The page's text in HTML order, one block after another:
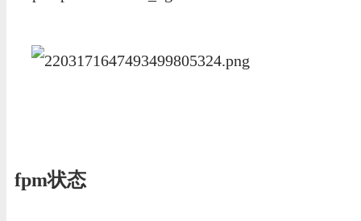
fpm状态